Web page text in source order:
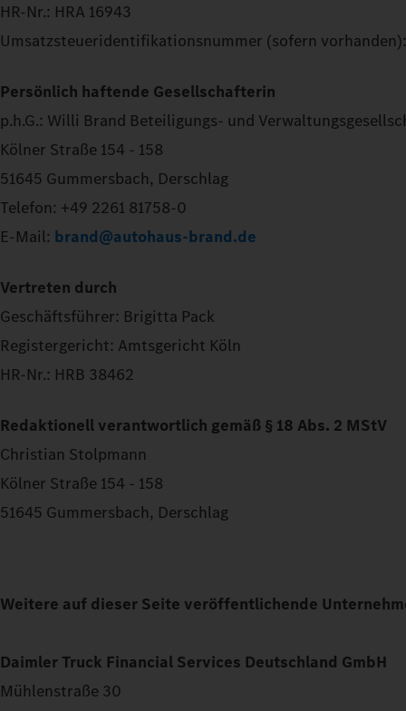
HR-Nr.: HRA 16943
Umsatzsteueridentifikationsnummer (sofern
Persönlich haftende Gesellschafterin
p.h.G.: Willi Brand Beteiligungs- und
Kölner Straße 154 - 158
51645 Gummersbach, Derschlag
Telefon: +49 2261 81758-0
E-Mail: brand@autohaus-brand.de
Vertreten durch
Geschäftsführer: Brigitta Pack
Registergericht: Amtsgericht Köln
HR-Nr.: HRB 38462
Redaktionell verantwortlich gemäß § 18 Abs. 2 MStV
Christian Stolpmann
Kölner Straße 154 - 158
51645 Gummersbach, Derschlag
Weitere auf dieser Seite veröffentlichende
Daimler Truck Financial Services Deutschland GmbH
Mühlenstraße 30